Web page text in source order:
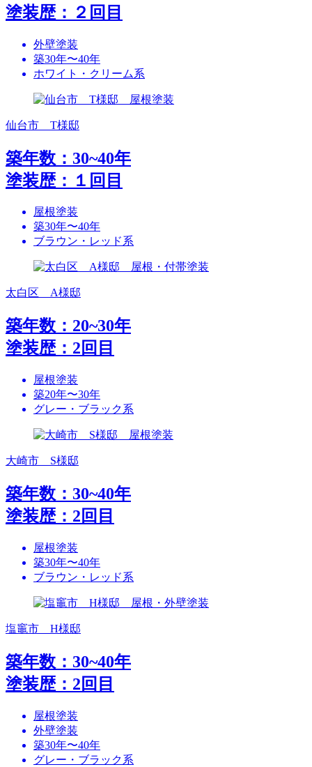
塗装歴：２回目
外壁塗装
築30年〜40年
ホワイト・クリーム系
仙台市 T様邸
築年数：30~40年
塗装歴：１回目
屋根塗装
築30年〜40年
ブラウン・レッド系
太白区 A様邸
築年数：20~30年
塗装歴：2回目
屋根塗装
築20年〜30年
グレー・ブラック系
大崎市 S様邸
築年数：30~40年
塗装歴：2回目
屋根塗装
築30年〜40年
ブラウン・レッド系
塩竈市 H様邸
築年数：30~40年
塗装歴：2回目
屋根塗装
外壁塗装
築30年〜40年
グレー・ブラック系